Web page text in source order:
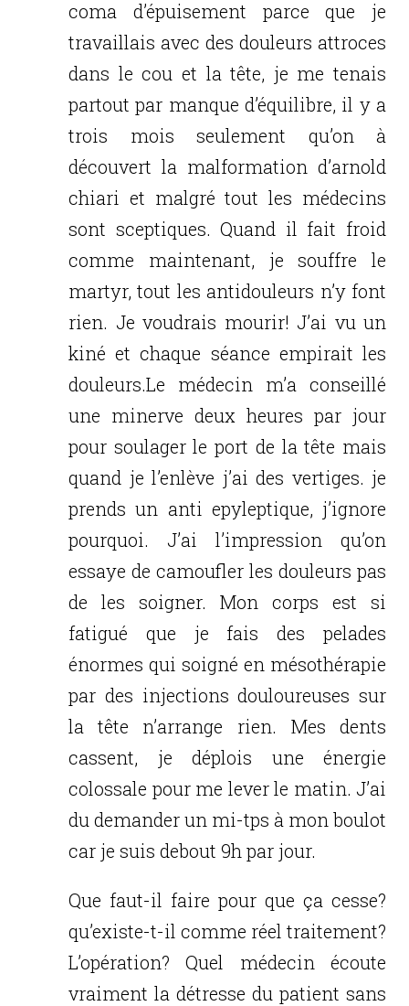
coma d’épuisement parce que je
travaillais avec des douleurs attroces
dans le cou et la tête, je me tenais
partout par manque d’équilibre, il y a
trois mois seulement qu’on à
découvert la malformation d’arnold
chiari et malgré tout les médecins
sont sceptiques. Quand il fait froid
comme maintenant, je souffre le
martyr, tout les antidouleurs n’y font
rien. Je voudrais mourir! J’ai vu un
kiné et chaque séance empirait les
douleurs.Le médecin m’a conseillé
une minerve deux heures par jour
pour soulager le port de la tête mais
quand je l’enlève j’ai des vertiges. je
prends un anti epyleptique, j’ignore
pourquoi. J’ai l’impression qu’on
essaye de camoufler les douleurs pas
de les soigner. Mon corps est si
fatigué que je fais des pelades
énormes qui soigné en mésothérapie
par des injections douloureuses sur
la tête n’arrange rien. Mes dents
cassent, je déplois une énergie
colossale pour me lever le matin. J’ai
du demander un mi-tps à mon boulot
car je suis debout 9h par jour.
Que faut-il faire pour que ça cesse?
qu’existe-t-il comme réel traitement?
L’opération? Quel médecin écoute
vraiment la détresse du patient sans